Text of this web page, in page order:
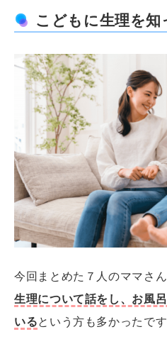
こどもに生理を
今回まとめた７人のママさん
生理について話をし、お風
いるという方も多かったです